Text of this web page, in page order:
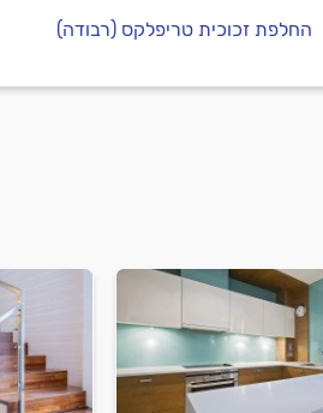
החלפת זכוכית טריפלקס (רבודה)